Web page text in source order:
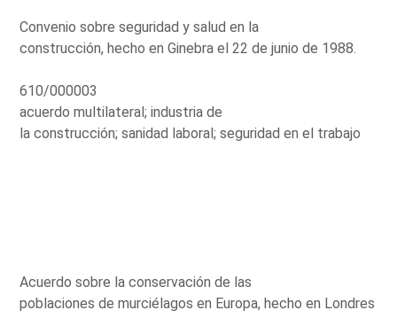
Convenio sobre seguridad y salud en la
construcción, hecho en Ginebra el 22 de junio de 1988.
610/000003
acuerdo multilateral; industria de
la construcción; sanidad laboral; seguridad en el trabajo
Acuerdo sobre la conservación de las
poblaciones de murciélagos en Europa, hecho en Londres